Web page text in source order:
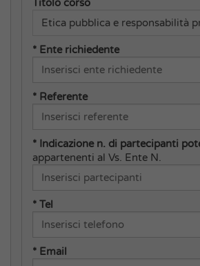
Codice Corso: 2026C413
Titolo corso
* Ente richiedente
* Referente
* Indicazione n. di partecipanti
appartenenti al Vs. Ente N.
* Tel
* Email